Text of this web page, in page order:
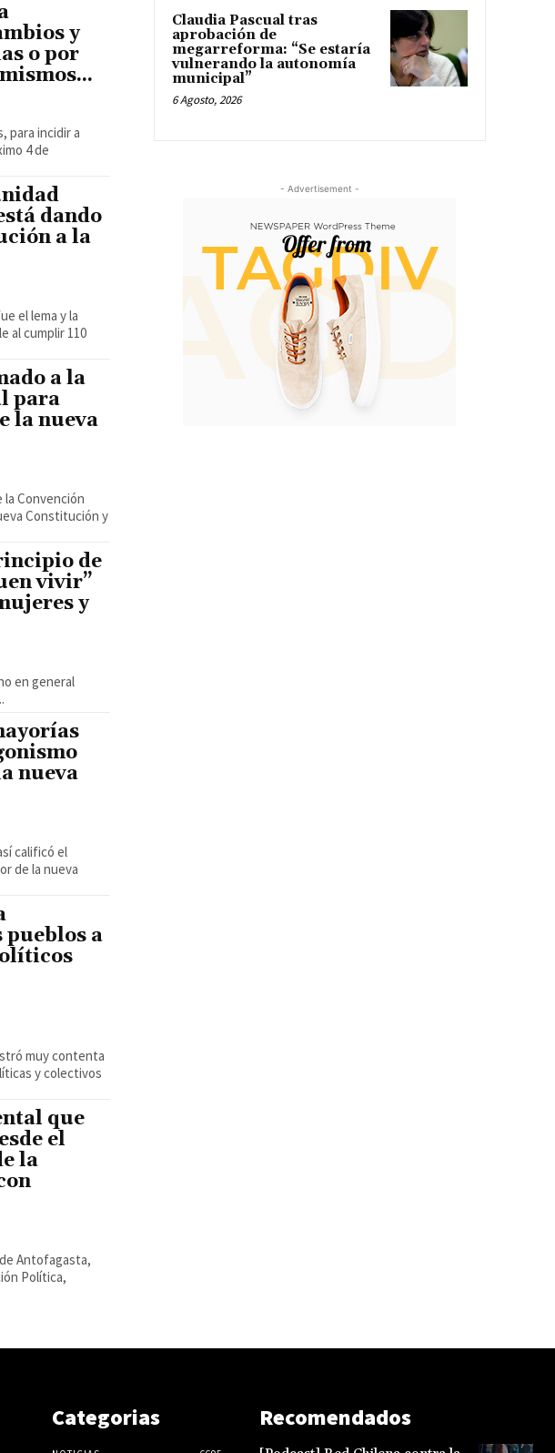
y
o por
para incidir a
4 de
dando
a la
el lema y la
al cumplir 110
a la
para
la nueva
Convención
Constitución y
de
vivir”
y
en general
nueva
calificó el
de la nueva
a
muy contenta
y colectivos
que
el
la
Antofagasta,
Política,
Claudia Pascual tras
aprobación de
megarreforma: “Se estaría
vulnerando la autonomía
municipal”
6 Agosto, 2026
- Advertisement -
Categorias Recomendados